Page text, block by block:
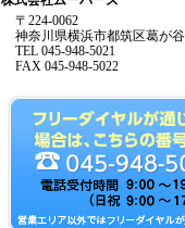
〒224-0062
神奈川県横浜市都筑区葛が
TEL 045-948-5021
FAX 045-948-5022